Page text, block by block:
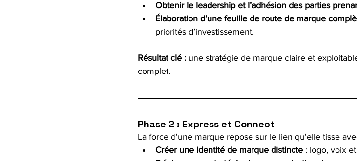
Obtenir le leadership et l’adhésion des parties
Élaboration d’une feuille de route de marque
priorités d’investissement.
Résultat clé : une stratégie de marque claire et
complet.
Phase 2 : Express et Connect
La force d'une marque repose sur le lien qu'elle tisse
Créer une identité de marque distincte : logo, voix